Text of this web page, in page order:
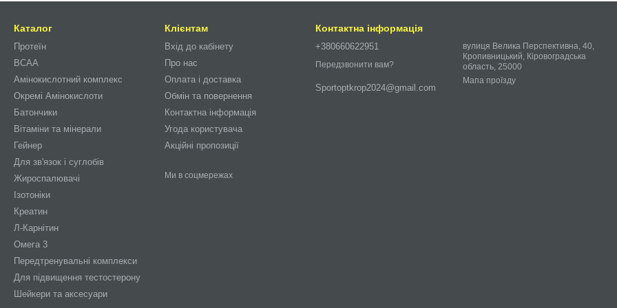
Каталог
Протеїн
BCAA
Амінокислотний комплекс
Окремі Амінокислоти
Батончики
Вітаміни та мінерали
Гейнер
Для зв'язок і суглобів
Жироспалювачі
Ізотоніки
Креатин
Л-Карнітин
Омега 3
Передтренувальні комплекси
Для підвищення тестостерону
Шейкери та аксесуари
Клієнтам
Вхід до кабінету
Про нас
Оплата і доставка
Обмін та повернення
Контактна інформація
Угода користувача
Акційні пропозиції
Ми в соцмережах
Контактна інформація
+380660622951
Передзвонити вам?
Sportoptkrop2024@gmail.com
вулиця Велика Перспективна, 40,
Кропивницький, Кіровоградська
область, 25000
Мапа проїзду